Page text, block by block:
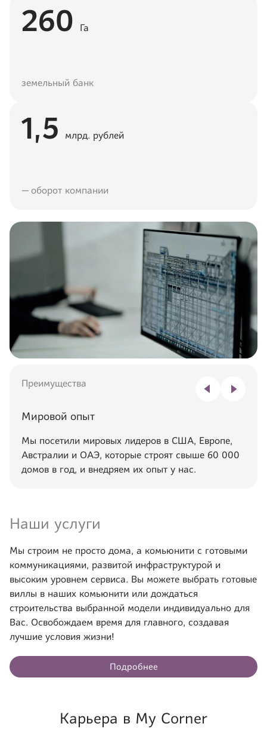
260 Га
земельный банк
1,5 млрд. рублей
— оборот компании
Преимущества
Мировой опыт
Мы посетили мировых лидеров в США, Европе,
Австралии и ОАЭ, которые строят свыше 60 000
домов в год, и внедряем их опыт у нас.
Наши услуги
Мы строим не просто дома, а комьюнити с готовыми
коммуникациями, развитой инфраструктурой и
высоким уровнем сервиса. Вы можете выбрать готовые
виллы в наших комьюнити или дождаться
строительства выбранной модели индивидуально для
Вас. Освобождаем время для главного, создавая
лучшие условия жизни!
Подробнее
Карьера в My Corner